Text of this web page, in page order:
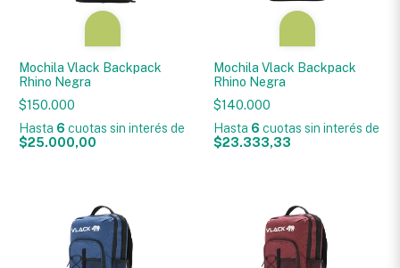
Mochila Vlack Backpack
Rhino Negra
$150.000
Hasta 6 cuotas sin interésde
$25.000,00
Mochila Vlack Backpack
Rhino Negra
$140.000
Hasta 6 cuotas sin interés de
$23.333,33